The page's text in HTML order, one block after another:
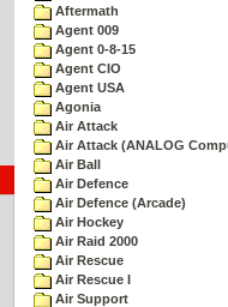
Aftermath
Agent 009
Agent 0-8-15
Agent CIO
Agent USA
Agonia
Air Attack
Air Attack (ANALOG
Air Ball
Air Defence
Air Defence (Arcade)
Air Hockey
Air Raid 2000
Air Rescue
Air Rescue I
Air Support